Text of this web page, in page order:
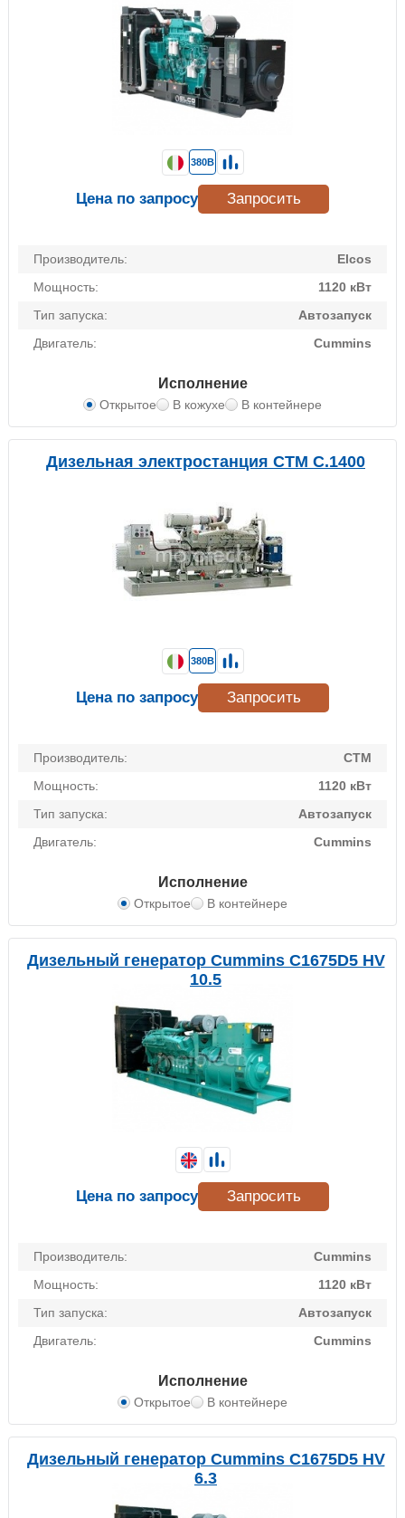
Производитель:
Elcos
Мощность:
1120 кВт
Тип запуска:
Автозапуск
Двигатель:
Cummins
Исполнение
Открытое В кожухе В контейнере
380В
Цена по запросу Запросить
Дизельная электростанция CTM C.1400
Производитель:
CTM
Мощность:
1120 кВт
Тип запуска:
Автозапуск
Двигатель:
Cummins
Исполнение
Открытое В контейнере
380В
Цена по запросу Запросить
Дизельный генератор Cummins C1675D5 HV
10.5
Производитель:
Cummins
Мощность:
1120 кВт
Тип запуска:
Автозапуск
Двигатель:
Cummins
Исполнение
Открытое В контейнере
Цена по запросу Запросить
Дизельный генератор Cummins C1675D5 HV
6.3